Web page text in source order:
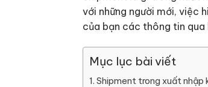
với những người mới, việc
của bạn các thông tin
Mục lục bài viết
Shipment trong xuất nhập